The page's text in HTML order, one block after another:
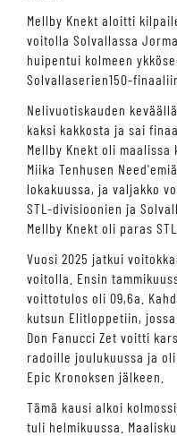
Mellby Knekt aloitti
voitolla Solvallassa
huipentui kolmeen
Solvallaserien150-
Nelivuotiskauden
kaksi kakkosta ja sai
Mellby Knekt oli
Miika Tenhusen
lokakuussa, ja valjakko
STL-divisioonien ja
Mellby Knekt oli paras
Vuosi 2025 jatkui
voitolla. Ensin
voittotulos oli 09,6a.
kutsun Elitloppetiin,
Don Fanucci Zet voitti
radoille joulukuussa ja
Epic Kronoksen jälkeen.
Tämä kausi alkoi
tuli helmikuussa.